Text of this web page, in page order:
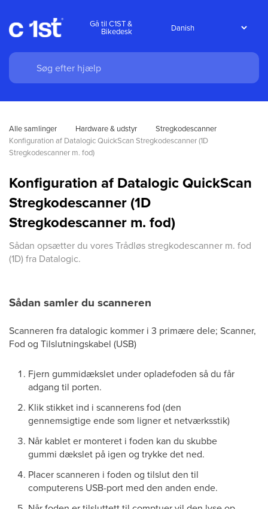
Gå til C1ST &
Bikedesk
Alle samlinger Hardware & udstyr
Stregkodescanner
Konfiguration af Datalogic QuickScan Stregkodescanner (1D
Stregkodescanner m. fod)
Konfiguration af Datalogic QuickScan
Stregkodescanner (1D
Stregkodescanner m. fod)
Sådan opsætter du vores Trådløs stregkodescanner m. fod
(1D) fra Datalogic.
Sådan samler du scanneren
Scanneren fra datalogic kommer i 3 primære dele; Scanner,
Fod og Tilslutningskabel (USB)
Fjern gummidækslet under opladefoden så du får
adgang til porten.
Klik stikket ind i scannerens fod (den
gennemsigtige ende som ligner et netværksstik)
Når kablet er monteret i foden kan du skubbe
gummi dækslet på igen og trykke det ned.
Placer scanneren i foden og tilslut den til
computerens USB-port med den anden ende.